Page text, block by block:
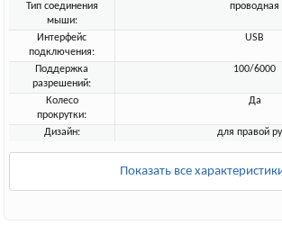
Тип соединения
мыши:
проводная
Интерфейс
подключения:
USB
Поддержка
разрешений:
100/6000
Колесо
прокрутки:
Да
Дизайн: для правой
Показать все